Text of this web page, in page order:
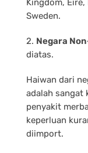
Kingdom,
Sweden.
2. Negara
diatas.
Haiwan dari
adalah sangat
penyakit
keperluan
diimport.